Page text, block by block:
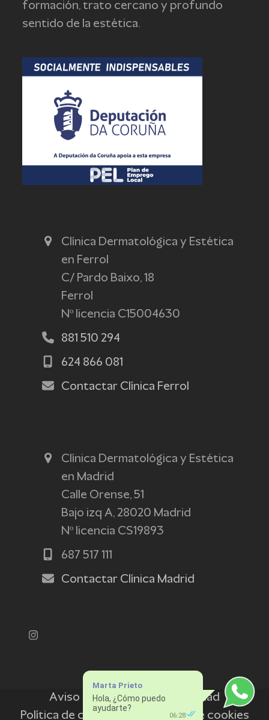
formación, trato cercano y profundo
sentido de la estética.
Clínica Dermatológica y Estética
en Ferrol
C/ Pardo Baixo, 18
Ferrol
Nº licencia C15004630
881 510 294
624 866 081
Contactar Clínica Ferrol
Clínica Dermatológica y Estética
en Madrid
Calle Orense, 51
Bajo izq A, 28020 Madrid
Nº licencia CS19893
687 517 111
Contactar Clínica Madrid
Instagram
Aviso legalPolítica de privacidad
Política de cookies
Preferencias de cookies
Marta Prieto
Hola, ¿Cómo puedo
ayudarte?
06:28